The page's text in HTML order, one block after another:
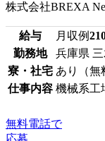
株式会社BREXA
給与 月収例
勤務地
兵庫県
寮・社宅 あり（無
仕事内容 機械系工
無料電話で